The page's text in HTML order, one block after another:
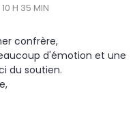
H 35 MIN
confrère,
d'émotion et une
du soutien.